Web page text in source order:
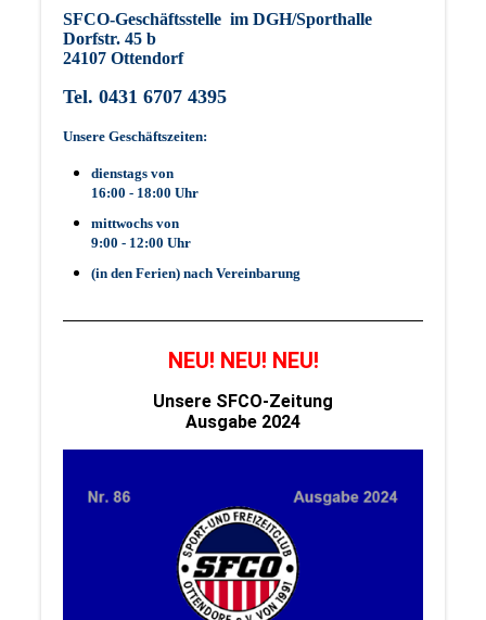
SFCO-Geschäftsstelle im DGH/Sporthalle
Dorfstr. 45 b
24107 Ottendorf
Tel. 0431 6707 4395
Unsere Geschäftszeiten:
dienstags von
16:00 - 18:00 Uhr
mittwochs von
9:00 - 12:00 Uhr
(in den Ferien) nach Vereinbarung
NEU! NEU! NEU!
Unsere SFCO-Zeitung
Ausgabe 2024